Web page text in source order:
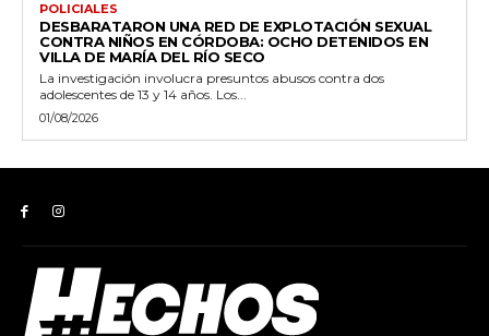
POLICIALES
DESBARATARON UNA RED DE EXPLOTACIÓN SEXUAL
CONTRA NIÑOS EN CÓRDOBA: OCHO DETENIDOS EN
VILLA DE MARÍA DEL RÍO SECO
La investigación involucra presuntos abusos contra dos
adolescentes de 13 y 14 años. Los...
01/08/2026